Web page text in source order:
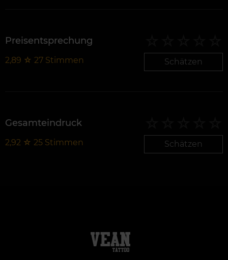
Preisentsprechung
2,89 ☆ 27 Stimmen Schätzen
Gesamteindruck
2,92 ☆ 25 Stimmen Schätzen